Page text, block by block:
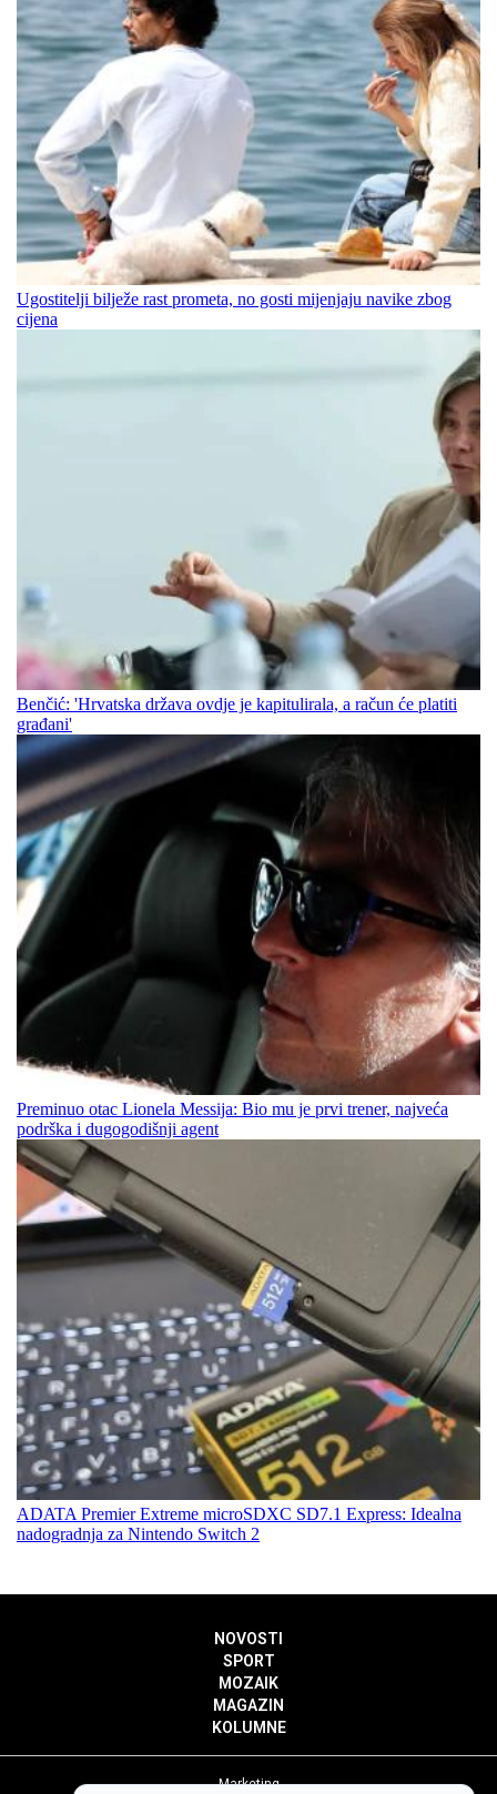
Ugostitelji bilježe rast prometa, no gosti mijenjaju navike zbog
cijena
Benčić: 'Hrvatska država ovdje je kapitulirala, a račun će platiti
građani'
Preminuo otac Lionela Messija: Bio mu je prvi trener, najveća
podrška i dugogodišnji agent
ADATA Premier Extreme microSDXC SD7.1 Express: Idealna
nadogradnja za Nintendo Switch 2
NOVOSTI
SPORT
MOZAIK
MAGAZIN
KOLUMNE
Marketing